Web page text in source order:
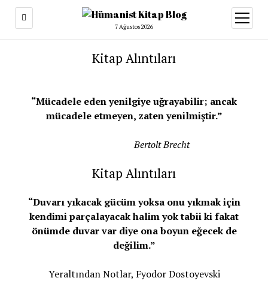
7 Ağustos 2026
aç
Kitap Alıntıları
“Mücadele eden yenilgiye uğrayabilir; ancak
mücadele etmeyen, zaten yenilmiştir.”
Bertolt Brecht
Kitap Alıntıları
“Duvarı yıkacak gücüm yoksa onu yıkmak için
kendimi parçalayacak halim yok tabii ki fakat
önümde duvar var diye ona boyun eğecek de
değilim.”
Yeraltından Notlar, Fyodor Dostoyevski